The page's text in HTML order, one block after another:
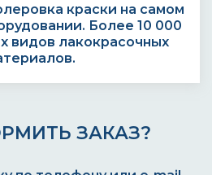
краски на самом
Более 10 000
видов лакокрасочных
ЗАКАЗ?